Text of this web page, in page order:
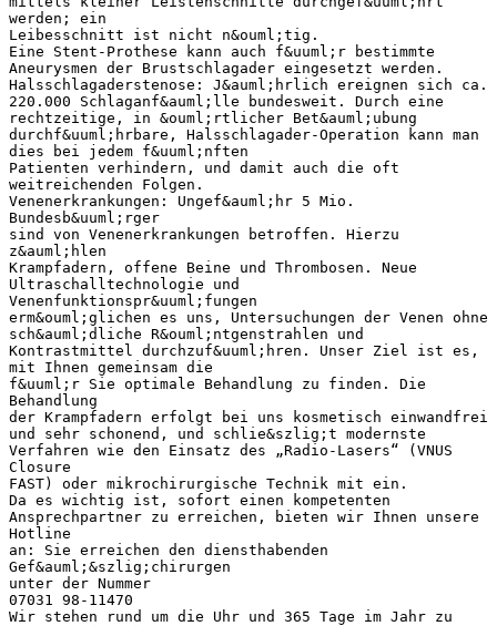
werden; ein
Leibesschnitt ist nicht n&ouml;tig.
Eine Stent-Prothese kann auch f&uuml;r bestimmte
Aneurysmen der Brustschlagader eingesetzt werden.
Halsschlagaderstenose: J&auml;hrlich ereignen sich ca.
220.000 Schlaganf&auml;lle bundesweit. Durch eine
rechtzeitige, in &ouml;rtlicher Bet&auml;ubung
durchf&uuml;hrbare, Halsschlagader-Operation kann man
dies bei jedem f&uuml;nften
Patienten verhindern, und damit auch die oft
weitreichenden Folgen.
Venenerkrankungen: Ungef&auml;hr 5 Mio.
Bundesb&uuml;rger
sind von Venenerkrankungen betroffen. Hierzu
z&auml;hlen
Krampfadern, offene Beine und Thrombosen. Neue
Ultraschalltechnologie und
Venenfunktionspr&uuml;fungen
erm&ouml;glichen es uns, Untersuchungen der Venen ohne
sch&auml;dliche R&ouml;ntgenstrahlen und
Kontrastmittel durchzuf&uuml;hren. Unser Ziel ist es,
mit Ihnen gemeinsam die
f&uuml;r Sie optimale Behandlung zu finden. Die
Behandlung
der Krampfadern erfolgt bei uns kosmetisch einwandfrei
und sehr schonend, und schlie&szlig;t modernste
Verfahren wie den Einsatz des „Radio-Lasers“ (VNUS
Closure
FAST) oder mikrochirurgische Technik mit ein.
Da es wichtig ist, sofort einen kompetenten
Ansprechpartner zu erreichen, bieten wir Ihnen unsere
Hotline
an: Sie erreichen den diensthabenden
Gef&auml;&szlig;chirurgen
unter der Nummer
07031 98-11470
Wir stehen rund um die Uhr und 365 Tage im Jahr zu